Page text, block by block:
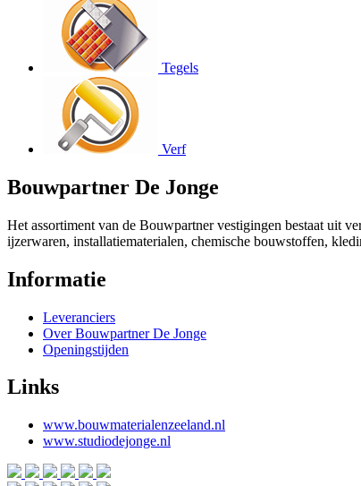
Tegels
Verf
Bouwpartner De Jonge
Het assortiment van de Bouwpartner vestigingen bestaat uit
ijzerwaren, installatiematerialen, chemische bouwstoffen,
Informatie
Leveranciers
Over Bouwpartner De Jonge
Openingstijden
Links
www.bouwmaterialenzeeland.nl
www.studiodejonge.nl